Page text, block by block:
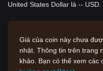
United States Dollar là -- USD.
Giá của coin này chưa
nhật. Thông tin trên trang
khảo. Bạn có thể xem các